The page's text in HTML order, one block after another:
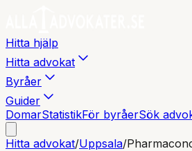
Hitta hjälp
Hitta advokat
Byråer
Guider
DomarStatistikFör byråerSök
Hitta advokat/Uppsala/